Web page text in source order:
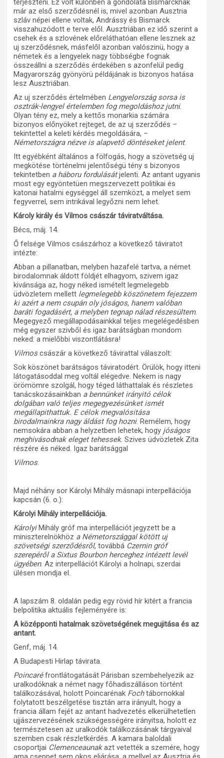
terjeszteni. Ez volt különben a gondolata Bismarcknak
már az első szerződésnél is, mivel azonban Ausztria
szláv népei ellene voltak, Andrássy és Bismarck
visszahuzódott e terve elől. Ausztriában ez idő szerint a
csehek és a szlovének előreláthatóan ellene lesznek az
uj szerződésnek, másfelől azonban valószinü, hogy a
németek és a lengyelek nagy többségbe fognak
összeállni a szerződés érdekében s azonfelül pedig
Magyarország gyönyörü példájának is bizonyos hatása
lesz Ausztriában.
Az uj szerződés értelmében Lengyelország sorsa is
osztrák-lengyel értelemben fog megoldáshoz jutni.
Olyan tény ez, mely a kettős monarkia számára
bizonyos előnyöket rejteget, de az uj szerződés –
tekintettel a keleti kérdés megoldására, –
Németországra nézve is alapvető döntéseket jelent.
Itt egyébként általános a fölfogás, hogy a szövetség uj
megkötése történelmi jelentőségü tény s bizonyos
tekintetben a háboru fordulásátjelenti. Az antant ugyanis
most egy egyöntetüen megszervezett politikai és
katonai hatalmi egységgel áll szemközt, a melyet sem
fegyverrel, sem intrikával legyőzni nem lehet.
Károly király és Vilmos császár táviratváltása.
Bécs, máj. 14.
Ő felsége Vilmos császárhoz a következő táviratot
intézte:
Abban a pillanatban, melyben hazafelé tartva, a német
birodalomnak áldott földjét elhagyom, szivem igaz
kivánsága az, hogy néked ismételt legmelegebb
üdvözletem mellett legmelegebb köszönetem fejezzem
ki azért a nem csupán oly jóságos, hanem valóban
baráti fogadásért, a melyben tegnap nálad részesültem.
Megegyező megállapodásainkkal teljes megelégedésben
még egyszer szivből és igaz barátságban mondom
neked: a mielőbbi viszontlátásra!
Vilmoscsászár a következő távirattal válaszolt:
Sok köszönet barátságos táviratodért. Örülök, hogy itteni
látogatásoddal meg voltál elégedve. Nekem is nagy
örömömre szolgál, hogy téged láthattalak és részletes
tanácskozásainkban a bennünket irányitó célok
dolgában való teljes megegyezésünket ismét
megállapithattuk. E célok megvalósitása
birodalmainkra nagy áldást fog hozni. Remélem, hogy
nemsokára abban a helyzetben lehetek, hogy jóságos
meghivásodnak eleget tehessek. Szives üdvözletek Zita
részére és néked. Igaz barátsággal
Vilmos.
Majd néhány sor Károlyi Mihály másnapi interpellációja
kapcsán (6. o.):
Károlyi Mihály interpellációja.
KárolyiMihály gróf ma interpellációt jegyzett be a
miniszterelnökhöz a Németországgal kötött uj
szövetségi szerződésről, továbbá Czernin gróf
szerepéről a Sixtus Bourbon herceghez intézett levél
ügyében. Az interpellációt Károlyi a holnapi, szerdai
ülésen mondja el.
A lapszám 8. oldalán pedig egy rövid hír kitért a francia
belpolitika aktuális fejleményére is:
A középponti hatalmak szövetségének megujitása és az
antant.
Genf, máj. 14.
A Budapesti Hirlap távirata.
Poincaréfrontlátogatását Párisban szembehelyezik az
uralkodóknak a német nagy főhadiszálláson történt
találkozásával, holott Poincarénak Fochtábornokkal
folytatott beszélgetése tisztán arra irányult, hogy a
francia állam fejét az antant hadvezetés elkerülhetetlen
ujjászervezésének szükségességére irányitsa, holott ez
természetesen az uralkodók találkozásának tárgyaival
szemben csak részletkérdés. A kamara baloldali
csoportjai Clemenceaunakazt vetették a szemére, hogy